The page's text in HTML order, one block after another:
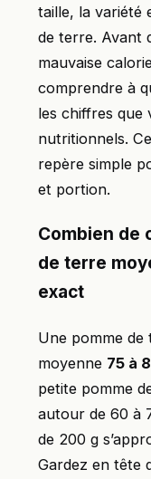
taille, la variété
de terre. Avant
mauvaise
comprendre à
les chiffres que
nutritionnels.
repère simple
et portion.
Combien de
de terre
exact
Une pomme
moyenne 75 à
petite pomme
autour de 60 à
de 200 g
Gardez en tête